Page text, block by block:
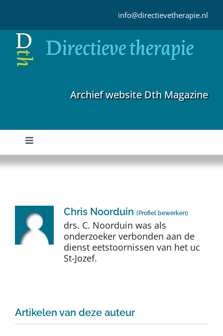
inhoud
info@directievetherapie.nl
Archief website Dth Magazine
Toggle
Navigation
Home
Auteurs
Chris Noorduin ( Profiel bewerken)
drs. C. Noorduin was als
onderzoeker verbonden aan de
dienst eetstoornissen van het uc
St-Jozef.
Artikelen van deze auteur